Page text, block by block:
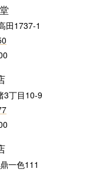
田1737-1
3丁目10-9
一色111